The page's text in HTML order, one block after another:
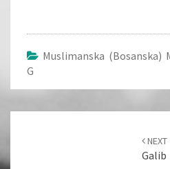
Muslimanska (bosanska)
G
NEXT
Galib